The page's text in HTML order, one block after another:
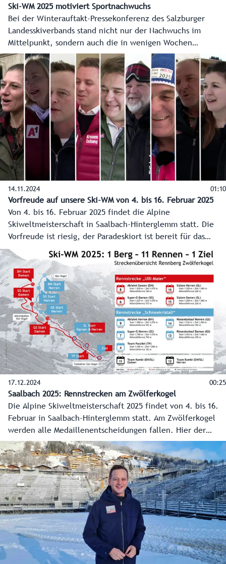
Ski-WM 2025 motiviert Sportnachwuchs
Bei der Winterauftakt-Pressekonferenz des Salzburger
Landesskiverbands stand nicht nur der Nachwuchs im
Mittelpunkt, sondern auch die in wenigen Wochen
stattfindende Alpine Ski-WM in Saalbach-Hinterglemm. Sie
ist ein Motivationsschub auch für die angehenden Skistars
wie zum Beispiel Stefan Rieser (Alpin), Christina Gruber
(Alpin), Celina Jost (Biathletin) und Andreas Gfrerer
(Nordisch).
14.11.2024 01:10
Vorfreude auf unsere Ski-WM von 4. bis 16. Februar 2025
Von 4. bis 16. Februar 2025 findet die Alpine
Skiweltmeisterschaft in Saalbach-Hinterglemm statt. Die
Vorfreude ist riesig, der Paradeskiort ist bereit für das
Großereignis.
17.12.2024 00:25
Saalbach 2025: Rennstrecken am Zwölferkogel
Die Alpine Skiweltmeisterschaft 2025 findet von 4. bis 16.
Februar in Saalbach-Hinterglemm statt. Am Zwölferkogel
werden alle Medaillenentscheidungen fallen. Hier der
grafische Überblick über Strecken und Programm (Stand
17.12.2024).